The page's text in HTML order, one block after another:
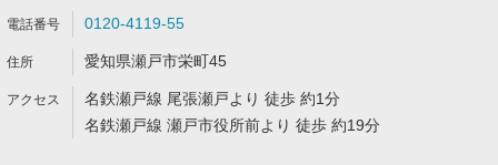
0120-4119-55
愛知県瀬戸市栄町45
名鉄瀬戸線 尾張瀬戸より 徒歩 約1分
名鉄瀬戸線 瀬戸市役所前より 徒歩 約19分